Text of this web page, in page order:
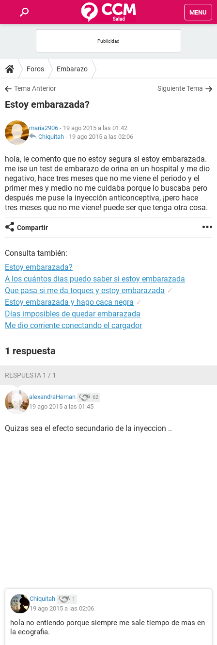
MENU
FOROS
SALUD
FAMILIA
NUTRICIÓN
BIENESTAR
SEXUALIDAD
GLOSARIO
Foros Embarazo
Tema Anterior Siguiente Tema
Estoy embarazada?
maria2906 - 19 ago 2015 a las 01:42
Chiquitah - 19 ago 2015 a las 02:06
hola, le comento que no estoy segura si estoy embarazada.
me ise un test de embarazo de orina en un hospital y me dio
negativo, hace tres meses que no me viene el periodo y el
primer mes y medio no me cuidaba porque lo buscaba pero
después me puse la inyección anticonceptiva, ¡pero hace
tres meses que no me viene! puede ser que tenga otra cosa.
Compartir
Consulta también:
Estoy embarazada?
A los cuántos dias puedo saber si estoy embarazada
Que pasa si me da toques y estoy embarazada ✓
Estoy embarazada y hago caca negra ✓
Días imposibles de quedar embarazada
Me dio corriente conectando el cargador
1 respuesta
RESPUESTA 1 / 1
alexandraHernan 62
19 ago 2015 a las 01:45
Quizas sea el efecto secundario de la inyeccion ..
Chiquitah 1
19 ago 2015 a las 02:06
hola no entiendo porque siempre me sale tiempo de mas en
la ecografia.